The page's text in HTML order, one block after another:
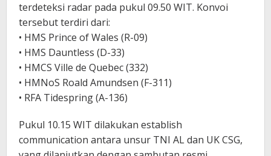
terdeteksi radar pada pukul 09.50 WIT. Konvoi
tersebut terdiri dari:
• HMS Prince of Wales (R-09)
• HMS Dauntless (D-33)
• HMCS Ville de Quebec (332)
• HMNoS Roald Amundsen (F-311)
• RFA Tidespring (A-136)
Pukul 10.15 WIT dilakukan establish
communication antara unsur TNI AL dan UK CSG,